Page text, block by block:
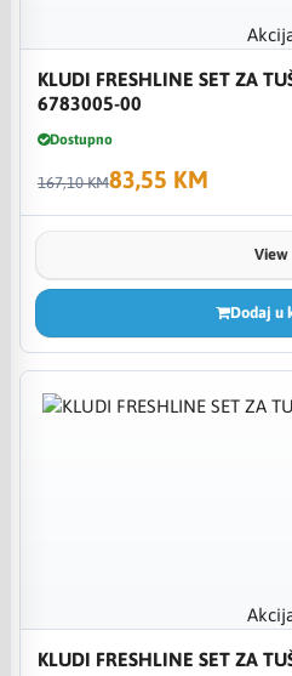
KLUDI FRESHLINE SET ZA
6783005-00
Dostupno
167,10 KM83,55 KM
View
Dodaj u
KLUDI FRESHLINE SET ZA